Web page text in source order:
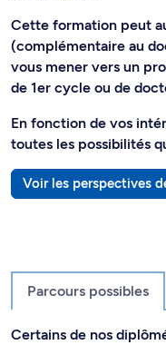
Cette formation peut
(complémentaire au
vous mener vers un
de 1er cycle ou de
En fonction de vos
toutes les possibilités
Voir les perspectives
Parcours possibles
Certains de nos